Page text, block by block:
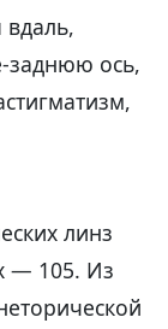
заднюю ось,
линз
— 105. Из